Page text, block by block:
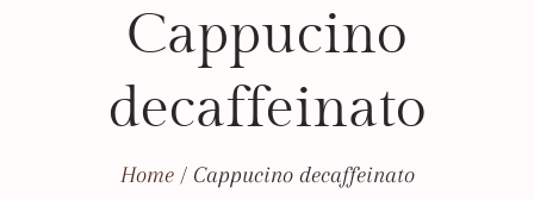
Cappucino
decaffeinato
Home / Cappucino decaffeinato